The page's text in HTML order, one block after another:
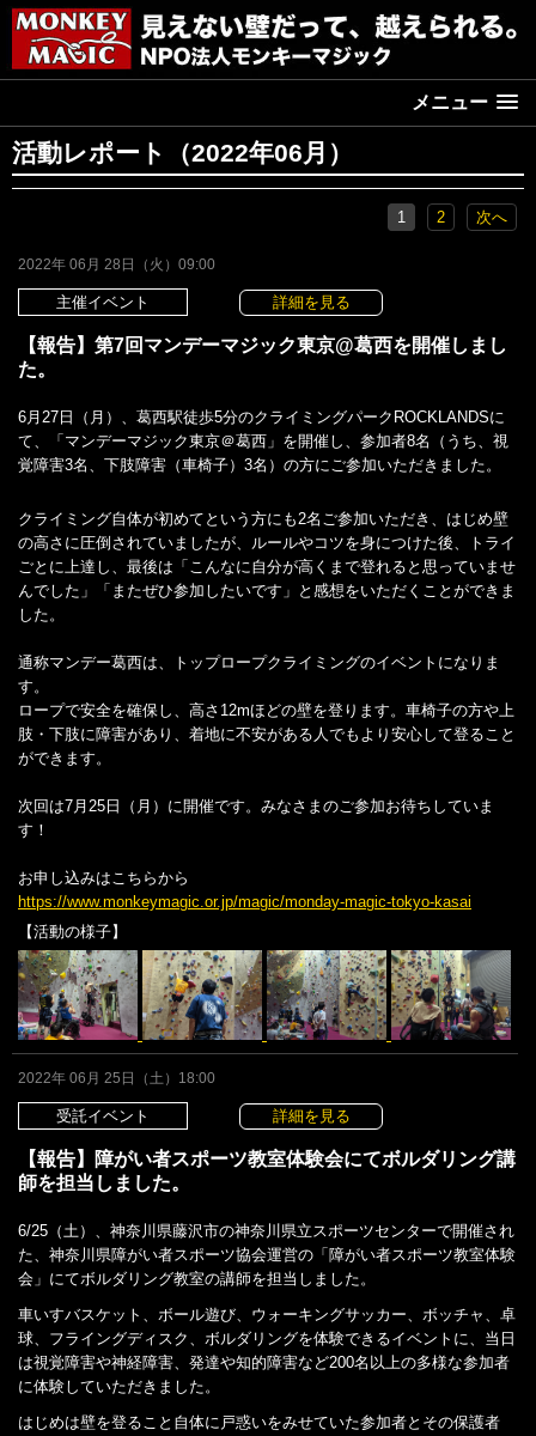
メニュー
活動レポート（2022年06月）
1 2 次へ
2022年 06月 28日（火）09:00
主催イベント 詳細を見る
【報告】第7回マンデーマジック東京@葛西を開催しまし
た。
6月27日（月）、葛西駅徒歩5分のクライミングパークROCKLANDSに
て、「マンデーマジック東京＠葛西」を開催し、参加者8名（うち、視
覚障害3名、下肢障害（車椅子）3名）の方にご参加いただきました。
クライミング自体が初めてという方にも2名ご参加いただき、はじめ壁
の高さに圧倒されていましたが、ルールやコツを身につけた後、トライ
ごとに上達し、最後は「こんなに自分が高くまで登れると思っていませ
んでした」「またぜひ参加したいです」と感想をいただくことができま
した。
通称マンデー葛西は、トップロープクライミングのイベントになりま
す。
ロープで安全を確保し、高さ12mほどの壁を登ります。車椅子の方や上
肢・下肢に障害があり、着地に不安がある人でもより安心して登ること
ができます。
次回は7月25日（月）に開催です。みなさまのご参加お待ちしていま
す！
お申し込みはこちらから
https://www.monkeymagic.or.jp/magic/monday-magic-tokyo-kasai
【活動の様子】
2022年 06月 25日（土）18:00
受託イベント 詳細を見る
【報告】障がい者スポーツ教室体験会にてボルダリング講
師を担当しました。
6/25（土）、神奈川県藤沢市の神奈川県立スポーツセンターで開催され
た、神奈川県障がい者スポーツ協会運営の「障がい者スポーツ教室体験
会」にてボルダリング教室の講師を担当しました。
車いすバスケット、ボール遊び、ウォーキングサッカー、ボッチャ、卓
球、フライングディスク、ボルダリングを体験できるイベントに、当日
は視覚障害や神経障害、発達や知的障害など200名以上の多様な参加者
に体験していただきました。
はじめは壁を登ること自体に戸惑いをみせていた参加者とその保護者